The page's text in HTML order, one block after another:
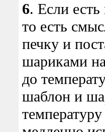
6. Если
то есть
печку и
шариками
до
шаблон и